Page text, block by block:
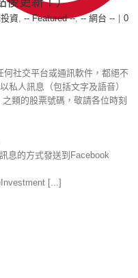
資, -- Featured --,-- 網台 --
0
社交平台或通訊軟件，都絕不
私人訊息（包括文字及語音）
類的股票號碼，敬請各位時刻
息的方式發送到Facebook
[...]